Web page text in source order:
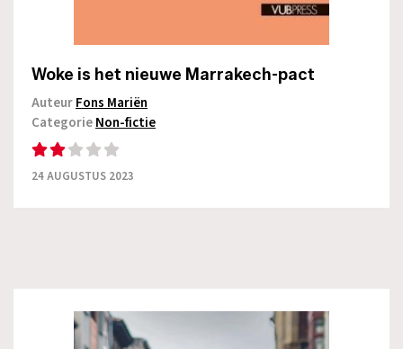
Woke is het nieuwe Marrakech-pact
AuteurFons Mariën
CategorieNon-fictie
24 AUGUSTUS 2023